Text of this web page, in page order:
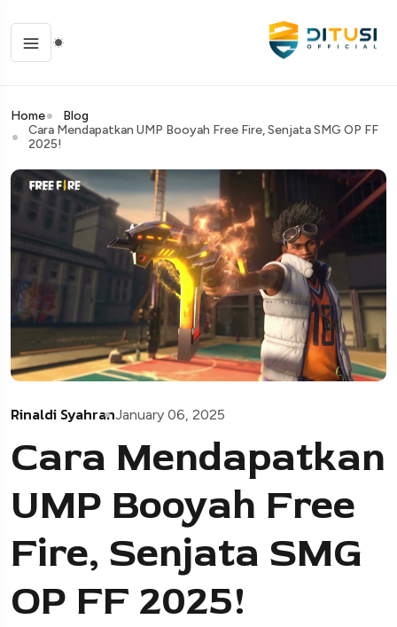
Home
Blog
Cara Mendapatkan UMP Booyah Free Fire, Senjata SMG OP FF
2025!
Rinaldi SyahranJanuary 06, 2025
Cara Mendapatkan
UMP Booyah Free
Fire, Senjata SMG
OP FF 2025!